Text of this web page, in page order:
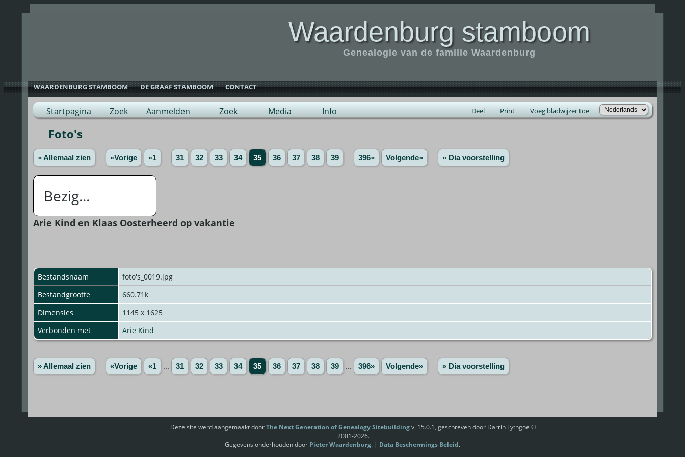
Waardenburg stamboom
Genealogie van de familie Waardenburg
WAARDENBURG STAMBOOM DE GRAAF STAMBOOM CONTACT
Startpagina Zoek Aanmelden Zoek Media Info Deel Print Voeg bladwijzer toe
Foto's
» Allemaal zien «Vorige «1 31 32 33 34 35 36 37 38 39 396» Volgende» » Dia voorstelling
Bezig...
Arie Kind en Klaas Oosterheerd op vakantie
Bestandsnaam
foto's_0019.jpg
Bestandgrootte
660.71k
Dimensies
1145 x 1625
Verbonden met
Arie Kind
» Allemaal zien «Vorige «1 31 32 33 34 35 36 37 38 39 396» Volgende» » Dia voorstelling
Deze site werd aangemaakt doorThe Next Generation of Genealogy Sitebuildingv. 15.0.1, geschreven door Darrin Lythgoe ©
2001-2026.
Gegevens onderhouden door Pieter Waardenburg. | Data Beschermings Beleid.